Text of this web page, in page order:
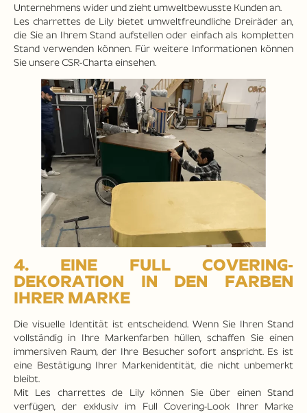
Unternehmens wider und zieht umweltbewusste Kunden an.
Les charrettes de Lily bietet umweltfreundliche Dreiräder an,
die Sie an Ihrem Stand aufstellen oder einfach als kompletten
Stand verwenden können. Für weitere Informationen können
Sie unsere CSR-Charta einsehen.
4. EINE FULL COVERING-
DEKORATION IN DEN FARBEN
IHRER MARKE
Die visuelle Identität ist entscheidend. Wenn Sie Ihren Stand
vollständig in Ihre Markenfarben hüllen, schaffen Sie einen
immersiven Raum, der Ihre Besucher sofort anspricht. Es ist
eine Bestätigung Ihrer Markenidentität, die nicht unbemerkt
bleibt.
Mit Les charrettes de Lily können Sie über einen Stand
verfügen, der exklusiv im Full Covering-Look Ihrer Marke